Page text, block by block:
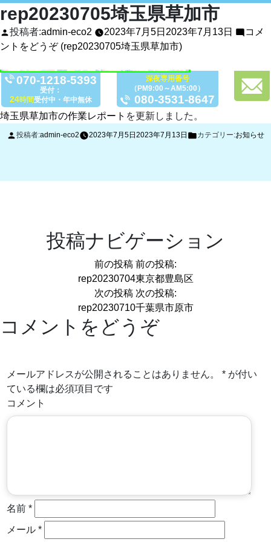
070-1218-5393
受付：
24時間受付中・年中無休
深夜専用番号
（PM9:00～AM5:00）
080-3531-8647
rep20230705埼玉県草加市
投稿者:admin-eco2 2023年7月5日 2023年7月13日
コメ
ントをどうぞ(rep20230705埼玉県草加市)
埼玉県草加市の作業レポート を更新しました。
投稿者:admin-eco2 2023年7月5日 2023年7月13日 カテゴリー:お知らせ
投稿ナビゲーション
前の投稿 前の投稿:
rep20230704東京都豊島区
次の投稿 次の投稿:
rep20230710千葉県市原市
コメントをどうぞ
メールアドレスが公開されることはありません。 * が付い
ている欄は必須項目です
コメント
名前*
メール*